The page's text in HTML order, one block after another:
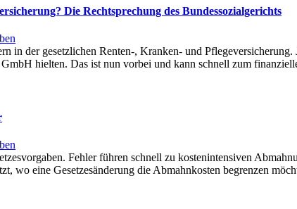
gegen
Umsatzsteuer-
des
Finanzamtes
Die Rechtsprechung des Bundessozialgerichts
in der gesetzlichen Renten-, Kranken- und
hielten. Das ist nun vorbei und kann schnell zum
Fehler führen schnell zu kostenintensiven
wo eine Gesetzesänderung die Abmahnkosten begrenzen